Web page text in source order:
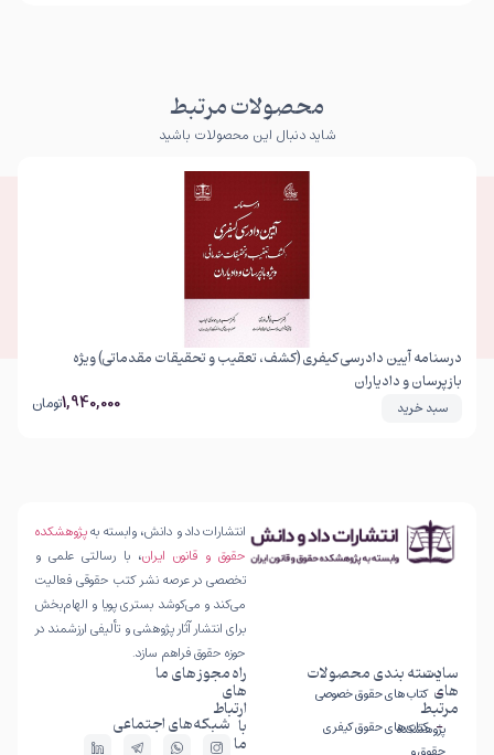
محصولات مرتبط
شاید دنبال این محصولات باشید
درسنامه آیین دادرسی کیفری (کشف، تعقیب و تحقیقات مقدماتی) ویژه
بازپرسان و دادیاران
سبد خرید 1,940,000تومان
انتشارات داد و دانش، وابسته بهپژوهشکده
حقوق و قانون ایران، با رسالتی علمی و
تخصصی در عرصه نشر کتب حقوقی فعالیت
می‌کند و می‌کوشد بستری پویا و الهام‌بخش
برای انتشار آثار پژوهشی و تألیفی ارزشمند در
حوزه حقوق فراهم سازد.
سایت
های
مرتبط
پژوهشکده
دسته بندی محصولات
کتاب های حقوق خصوصی
کتاب های حقوق کیفری
راه
های
ارتباط
با
ما
مجوز های ما
شبکه‌های اجتماعی